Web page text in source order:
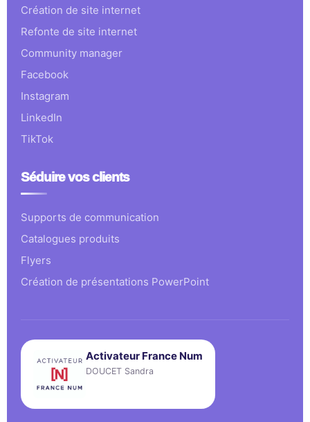
Création de site internet
Refonte de site internet
Community manager
Facebook
Instagram
LinkedIn
TikTok
Séduire vos clients
Supports de communication
Catalogues produits
Flyers
Création de présentations PowerPoint
Activateur France Num
DOUCET Sandra